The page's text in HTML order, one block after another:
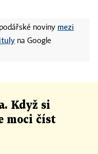
noviny mezi
na Google
Když si
moci číst